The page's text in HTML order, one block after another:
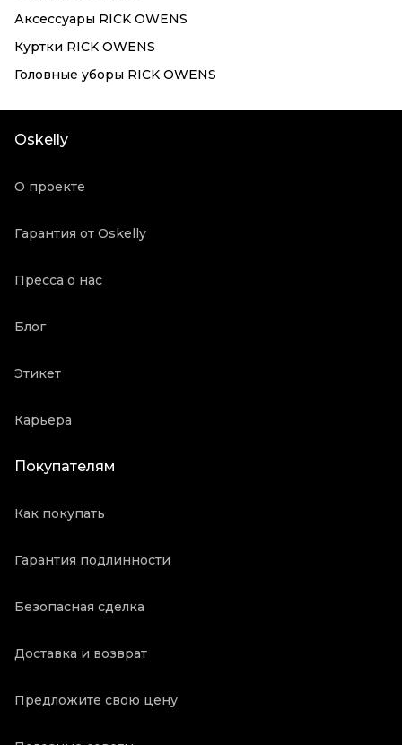
Аксессуары RICK OWENS
Куртки RICK OWENS
Головные уборы RICK OWENS
Oskelly
О проекте
Гарантия от Oskelly
Пресса о нас
Блог
Этикет
Карьера
Покупателям
Как покупать
Гарантия подлинности
Безопасная сделка
Доставка и возврат
Предложите свою цену